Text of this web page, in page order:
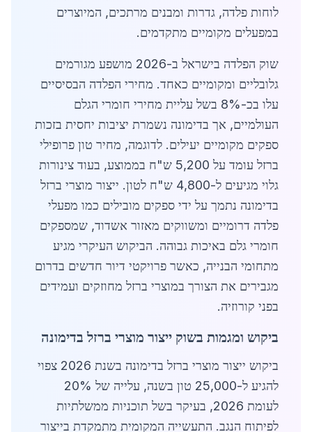
לוחות פלדה, גדרות ומבנים מרתכים, המיוצרים
במפעלים מקומיים מתקדמים.
שוק הפלדה בישראל ב-2026 מושפע מגורמים
גלובליים ומקומיים כאחד. מחירי הפלדה הבסיסיים
עלו בכ-8% בשל עליית מחירי חומרי הגלם
העולמיים, אך בדימונה נשמרת יציבות יחסית בזכות
ספקים מקומיים יעילים. לדוגמה, מחיר טון פרופילי
ברזל עומד על 5,200 ש"ח בממוצע, בעוד צינורות
גלוי מגיעים ל-4,800 ש"ח לטון. ייצור מוצרי ברזל
בדימונה נתמך על ידי ספקים מובילים כמו מפעלי
פלדה דרומיים ומשווקים מאזור אשדוד, שמספקים
חומרי גלם באיכות גבוהה. הביקוש העיקרי מגיע
מתחומי הבנייה, כאשר פרויקטי דיור חדשים בדרום
מגבירים את הצורך במוצרי ברזל מחוזקים ועמידים
בפני קורוזיה.
ביקוש ומגמות בשוק ייצור מוצרי ברזל בדימונה
ביקוש ייצור מוצרי ברזל בדימונה בשנת 2026 צפוי
להגיע ל-25,000 טון בשנה, עלייה של 20%
לעומת 2026, בעיקר בשל תוכניות ממשלתיות
לפיתוח הנגב. התעשייה המקומית מתמקדת בייצור